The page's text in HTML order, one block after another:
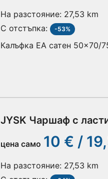
На разстояние: 27,53 km
С отстъпка:
-53%
Калъфка EA сатен 50x70/
JYSK Чаршаф с
цена само 10 € /
На разстояние: 27,53 km